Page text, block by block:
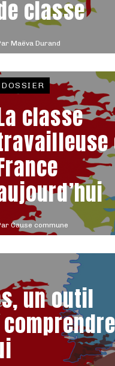
Maëva Durand
classe
Cause commune
DOSSIER
classe
un outil